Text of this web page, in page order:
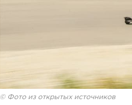
© Фото из открытых источников